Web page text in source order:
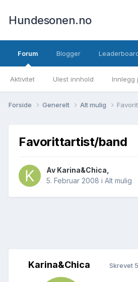
Hundesonen.no
Forum
Aktivitet Ulest innhold Innlegg
Blogger
Forside Generelt Alt mulig
Favorittartist/band
Av Karina&Chica
5. Februar 2008 i Alt mulig
Karina&Chica Skrevet